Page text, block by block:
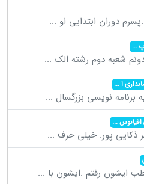
دوران ابتدایی او ...
...
شعبه دوم رشته الک ...
ا...
برنامه نویسی بزرگسال ...
اقیانوس...
ذکایی پور. خیلی حرف ...
ایشون رفتم .ایشون با ...